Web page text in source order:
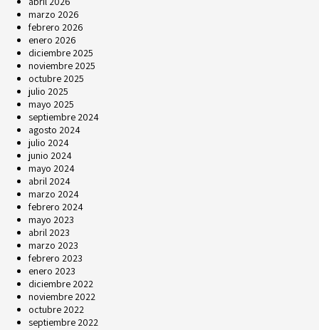
marzo 2026
febrero 2026
enero 2026
diciembre 2025
noviembre 2025
octubre 2025
julio 2025
mayo 2025
septiembre 2024
agosto 2024
julio 2024
junio 2024
mayo 2024
abril 2024
marzo 2024
febrero 2024
mayo 2023
abril 2023
marzo 2023
febrero 2023
enero 2023
diciembre 2022
noviembre 2022
octubre 2022
septiembre 2022